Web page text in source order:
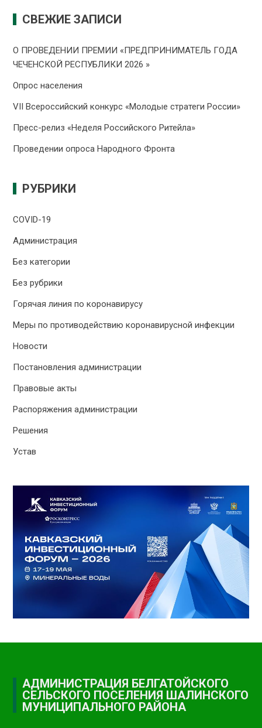
СВЕЖИЕ ЗАПИСИ
О ПРОВЕДЕНИИ ПРЕMИИ «ПРЕДПРИНИМАТЕЛЬ ГОДА
ЧЕЧЕНСКОЙ РЕСПУБЛИКИ 2026 »
Опрос населения
VII Всероссийский конкурс «Молодые стратеги России»
Пресс-релиз «Неделя Российского Ритейла»
Проведении опроса Народного Фронта
РУБРИКИ
COVID-19
Администрация
Без категории
Без рубрики
Горячая линия по коронавирусу
Меры по противодействию коронавирусной инфекции
Новости
Постановления администрации
Правовые акты
Распоряжения администрации
Решения
Устав
АДМИНИСТРАЦИЯ БЕЛГАТОЙСКОГО
СЕЛЬСКОГО ПОСЕЛЕНИЯ ШАЛИНСКОГО
МУНИЦИПАЛЬНОГО РАЙОНА